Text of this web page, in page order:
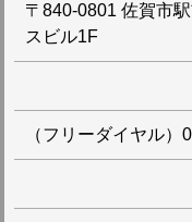
〒840-0801 佐賀市
スビル1F
（フリーダイヤル